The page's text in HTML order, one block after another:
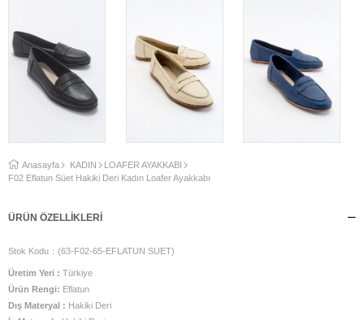
Anasayfa KADIN
LOAFER AYAKKABI
F02 Eflatun Süet Hakiki Deri Kadın Loafer Ayakkabı
ÜRÜN ÖZELLIKLERI
Stok Kodu (63-F02-65-EFLATUN SUET)
Üretim Yeri : Türkiye
Ürün Rengi: Eflatun
Dış Materyal : Hakiki Deri